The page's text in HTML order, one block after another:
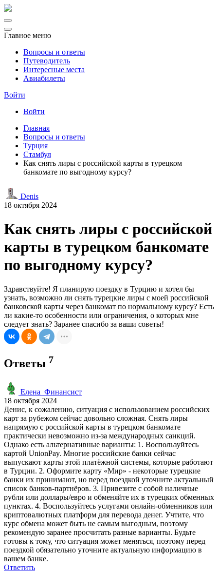
Главное меню
Вопросы и ответы
Путеводитель
Интересные места
Авиабилеты
Войти
Войти
Главная
Вопросы и ответы
Турция
Стамбул
Как снять лиры с российской карты в турецком
банкомате по выгодному курсу?
Denis
18 октября 2024
Как снять лиры с российской
карты в турецком банкомате
по выгодному курсу?
Здравствуйте! Я планирую поездку в Турцию и хотел бы
узнать, возможно ли снять турецкие лиры с моей российской
банковской карты через банкомат по нормальному курсу? Есть
ли какие-то особенности или ограничения, о которых мне
следует знать? Заранее спасибо за ваши советы!
Ответы 7
Елена_Финансист
18 октября 2024
Денис, к сожалению, ситуация с использованием российских
карт за рубежом сейчас довольно сложная. Снять лиры
напрямую с российской карты в турецком банкомате
практически невозможно из-за международных санкций.
Однако есть альтернативные варианты: 1. Воспользуйтесь
картой UnionPay. Многие российские банки сейчас
выпускают карты этой платёжной системы, которые работают
в Турции. 2. Оформите карту «Мир» - некоторые турецкие
банки их принимают, но перед поездкой уточните актуальный
список банков-партнёров. 3. Привезите с собой наличные
рубли или доллары/евро и обменяйте их в турецких обменных
пунктах. 4. Воспользуйтесь услугами онлайн-обменников или
криптовалютных платформ для перевода денег. Учтите, что
курс обмена может быть не самым выгодным, поэтому
рекомендую заранее просчитать разные варианты. Будьте
готовы к тому, что ситуация может меняться, поэтому перед
поездкой обязательно уточните актуальную информацию в
вашем банке.
Ответить